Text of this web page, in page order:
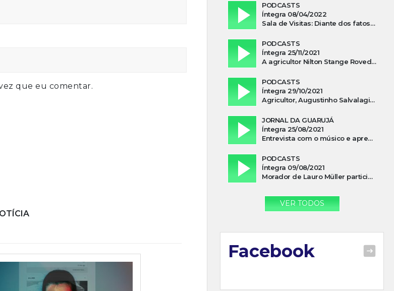
que eu comentar.
PODCASTS
Íntegra 08/04/2022
Sala de Visitas: Diante dos fatos que influenciam a economia o que podemos esperar de 2022
PODCASTS
Íntegra 25/11/2021
A agricultor Nilton Stange Roveda, afirma ter recebido ajuda espiritual durante acidente
PODCASTS
Íntegra 29/10/2021
Agricultor, Augustinho Salvalagio, relata sobre aparição do Cavaleiro Negro no Rio das Furnas
JORNAL DA GUARUJÁ
Íntegra 25/08/2021
Entrevista com o músico e apresentador, Lismael Ferrareis, no Cidade e Campo
PODCASTS
Íntegra 09/08/2021
Morador de Lauro Müller participa de motociata em apoio a Bolsonaro
VER TODOS
Facebook